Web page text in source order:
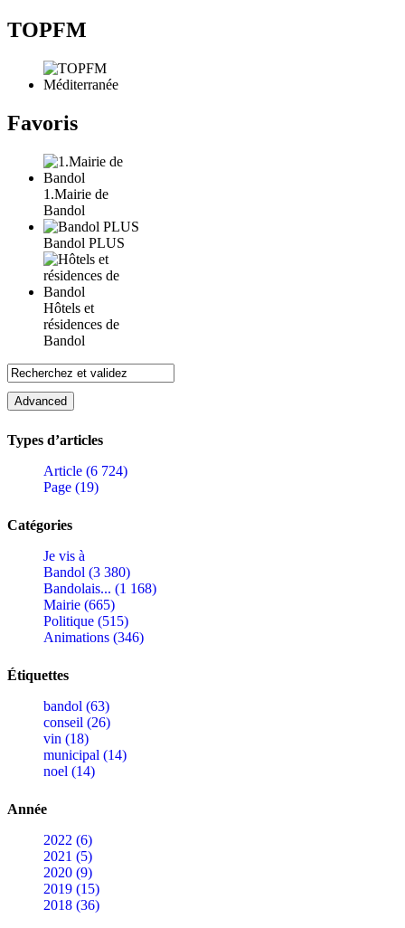
TOPFM
Favoris
1.Mairie de
Bandol
Bandol PLUS
Hôtels et
résidences de
Bandol
Types d’articles
Article (6 724)
Page (19)
Catégories
Je vis à
Bandol (3 380)
Bandolais... (1 168)
Mairie (665)
Politique (515)
Animations (346)
Étiquettes
bandol (63)
conseil (26)
vin (18)
municipal (14)
noel (14)
Année
2022 (6)
2021 (5)
2020 (9)
2019 (15)
2018 (36)